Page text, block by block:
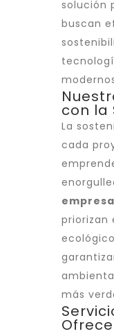
solución
buscan
con la
La
cada
priorizan
más